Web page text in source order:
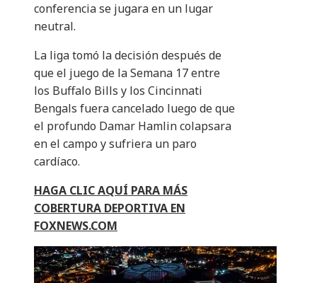
conferencia se jugara en un lugar
neutral.
La liga tomó la decisión después de
que el juego de la Semana 17 entre
los Buffalo Bills y los Cincinnati
Bengals fuera cancelado luego de que
el profundo Damar Hamlin colapsara
en el campo y sufriera un paro
cardíaco.
HAGA CLIC AQUÍ PARA MÁS
COBERTURA DEPORTIVA EN
FOXNEWS.COM